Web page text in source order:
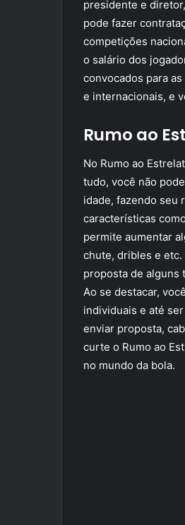
presidente e
pode fazer
competições
o salário dos
convocados para
e internacionais, e
Rumo ao
No Rumo ao
tudo, você não
idade, fazendo seu
características
permite aumentar
chute, dribles e etc.
proposta de alguns
Ao se destacar,
individuais e até
enviar proposta,
curte o Rumo ao
no mundo da bola.